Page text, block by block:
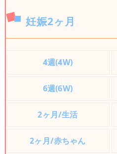
妊娠2ヶ月
4週(4W)
6週(6W)
2ヶ月/生活
2ヶ月/赤ちゃん